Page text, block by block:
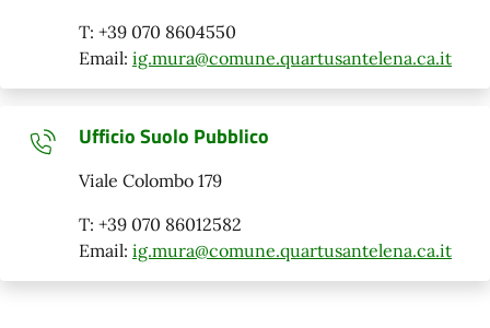
T: +39 070 8604550
Email: ig.mura@comune.quartusantelena.ca.it
Ufficio Suolo Pubblico
Viale Colombo 179
T: +39 070 86012582
Email: ig.mura@comune.quartusantelena.ca.it